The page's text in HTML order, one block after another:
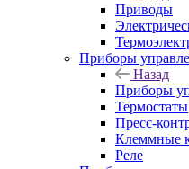
Приводы
Приборы
Назад
Приборы
Термостаты
Пресс-
Клеммные
Реле